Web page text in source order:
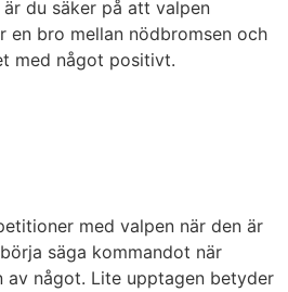
du säker på att valpen
en bro mellan nödbromsen och
med något positivt.
med valpen när den är
säga kommandot när
av något. Lite upptagen betyder